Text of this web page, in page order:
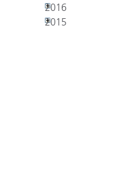
2016
2015